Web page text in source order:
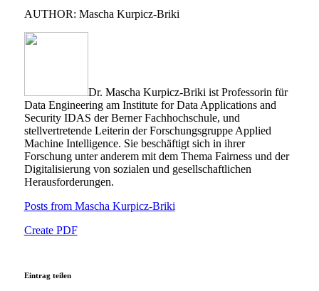
AUTHOR: Mascha Kurpicz-Briki
Dr. Mascha Kurpicz-Briki ist Professorin für
Data Engineering am Institute for Data Applications and
Security IDAS der Berner Fachhochschule, und
stellvertretende Leiterin der Forschungsgruppe Applied
Machine Intelligence. Sie beschäftigt sich in ihrer
Forschung unter anderem mit dem Thema Fairness und der
Digitalisierung von sozialen und gesellschaftlichen
Herausforderungen.
Posts from Mascha Kurpicz-Briki
Create PDF
Eintrag teilen